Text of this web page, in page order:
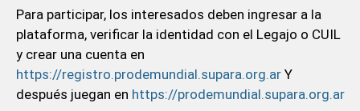
Para participar, los interesados deben ingresar a la
plataforma, verificar la identidad con el Legajo o CUIL
y crear una cuenta en
https://registro.prodemundial.supara.org.arY
después juegan en https://prodemundial.supara.org.ar